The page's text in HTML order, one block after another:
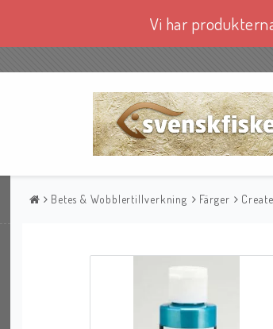
Vi har
Betes & Wobblertillverkning Färger